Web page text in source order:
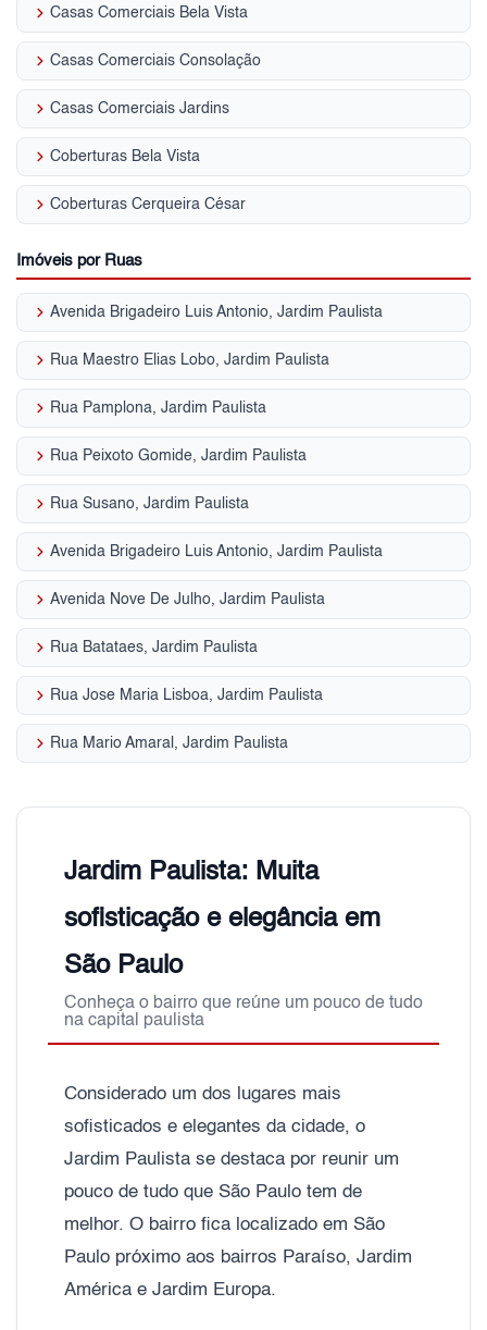
keyboard_arrow_right Casas Comerciais Bela Vista
keyboard_arrow_right Casas Comerciais Consolação
keyboard_arrow_right Casas Comerciais Jardins
keyboard_arrow_right Coberturas Bela Vista
keyboard_arrow_right Coberturas Cerqueira César
Imóveis por Ruas
keyboard_arrow_right Avenida Brigadeiro Luis Antonio, Jardim Paulista
keyboard_arrow_right Rua Maestro Elias Lobo, Jardim Paulista
keyboard_arrow_right Rua Pamplona, Jardim Paulista
keyboard_arrow_right Rua Peixoto Gomide, Jardim Paulista
keyboard_arrow_right Rua Susano, Jardim Paulista
keyboard_arrow_right Avenida Brigadeiro Luis Antonio, Jardim Paulista
keyboard_arrow_right Avenida Nove De Julho, Jardim Paulista
keyboard_arrow_right Rua Batataes, Jardim Paulista
keyboard_arrow_right Rua Jose Maria Lisboa, Jardim Paulista
keyboard_arrow_right Rua Mario Amaral, Jardim Paulista
Jardim Paulista: Muita
sofisticação e elegância em
São Paulo
Conheça o bairro que reúne um pouco de tudo
na capital paulista
Considerado um dos lugares mais
sofisticados e elegantes da cidade, o
Jardim Paulista se destaca por reunir um
pouco de tudo que São Paulo tem de
melhor. O bairro fica localizado em São
Paulo próximo aos bairros Paraíso, Jardim
América e Jardim Europa.